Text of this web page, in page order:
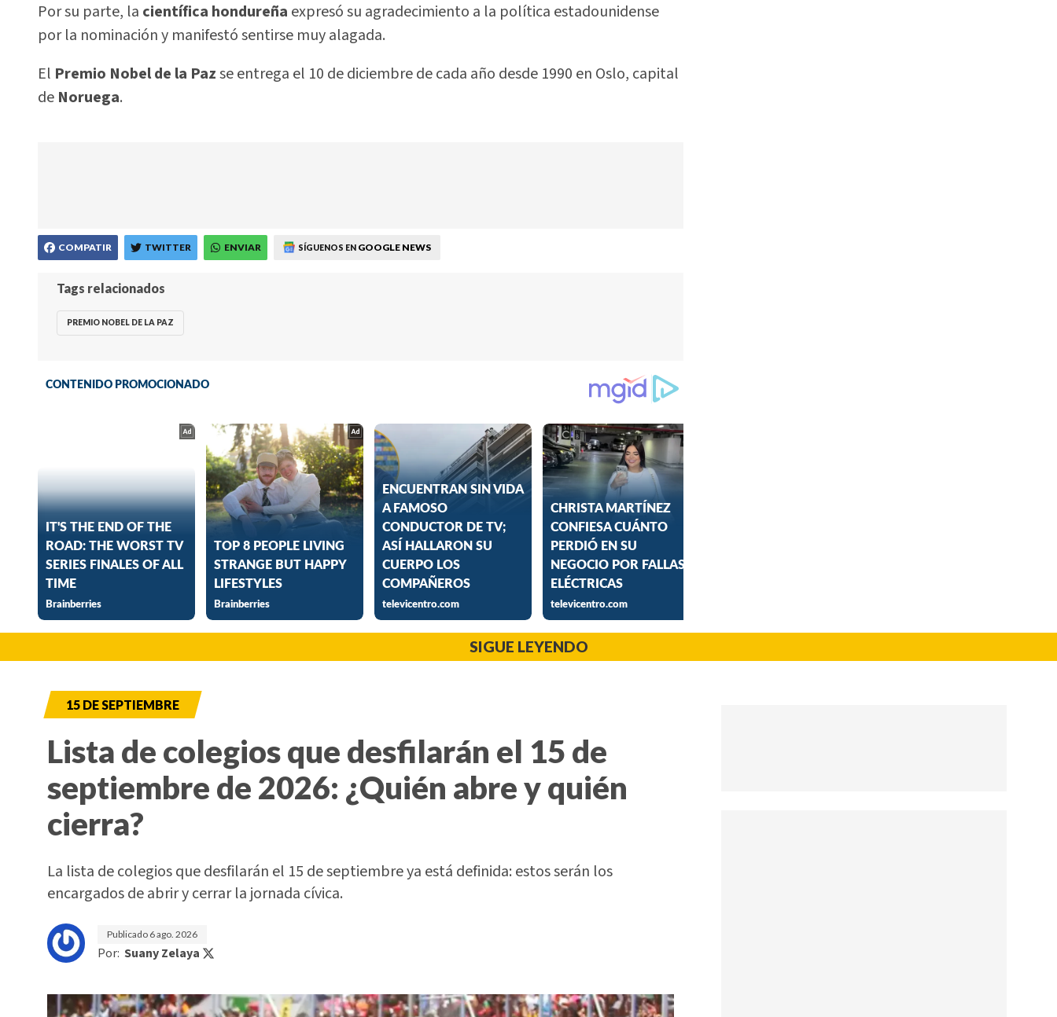
Por su parte, la científica hondureña expresó su agradecimiento a la política estadounidense
por la nominación y manifestó sentirse muy alagada.
El Premio Nobel de la Pazse entrega el 10 de diciembre de cada año desde 1990 en Oslo, capital
de Noruega.
COMPATIR TWITTER ENVIAR SÍGUENOS EN GOOGLE NEWS
Tags relacionados
PREMIO NOBEL DE LA PAZ
SIGUE LEYENDO
15 DE SEPTIEMBRE
Lista de colegios que desfilarán el 15 de
septiembre de 2026: ¿Quién abre y quién
cierra?
La lista de colegios que desfilarán el 15 de septiembre ya está definida: estos serán los
encargados de abrir y cerrar la jornada cívica.
Publicado 6 ago. 2026
Por: Suany Zelaya